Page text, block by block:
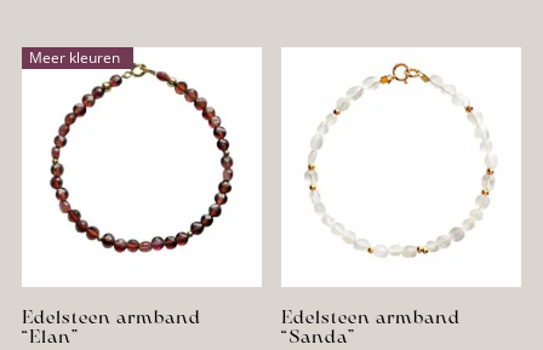
Meer kleuren
Edelsteen armband
“Elan”
Edelsteen armband
“Sanda”